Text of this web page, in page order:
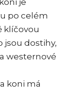
je
po celém
klíčovou
jsou dostihy,
westernové
koni má